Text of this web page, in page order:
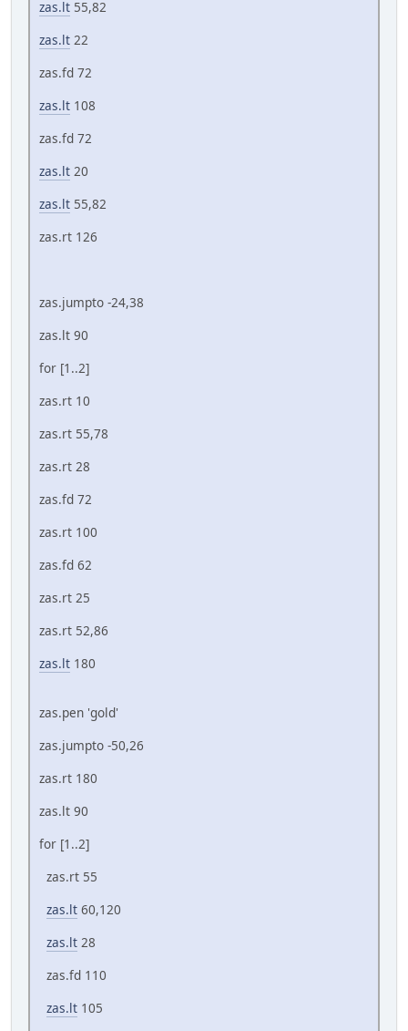
zas.lt 55,82
zas.lt 22
zas.fd 72
zas.lt 108
zas.fd 72
zas.lt 20
zas.lt 55,82
zas.rt 126
zas.jumpto -24,38
zas.lt 90
for [1..2]
zas.rt 10
zas.rt 55,78
zas.rt 28
zas.fd 72
zas.rt 100
zas.fd 62
zas.rt 25
zas.rt 52,86
zas.lt 180
zas.pen 'gold'
zas.jumpto -50,26
zas.rt 180
zas.lt 90
for [1..2]
zas.rt 55
zas.lt 60,120
zas.lt 28
zas.fd 110
zas.lt 105